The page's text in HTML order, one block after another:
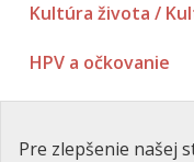
Kultúra života /
HPV a očkovanie
Pre zlepšenie našej